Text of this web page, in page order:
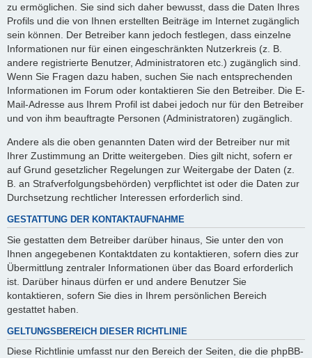
zu ermöglichen. Sie sind sich daher bewusst, dass die Daten Ihres
Profils und die von Ihnen erstellten Beiträge im Internet zugänglich
sein können. Der Betreiber kann jedoch festlegen, dass einzelne
Informationen nur für einen eingeschränkten Nutzerkreis (z. B.
andere registrierte Benutzer, Administratoren etc.) zugänglich sind.
Wenn Sie Fragen dazu haben, suchen Sie nach entsprechenden
Informationen im Forum oder kontaktieren Sie den Betreiber. Die E-
Mail-Adresse aus Ihrem Profil ist dabei jedoch nur für den Betreiber
und von ihm beauftragte Personen (Administratoren) zugänglich.
Andere als die oben genannten Daten wird der Betreiber nur mit
Ihrer Zustimmung an Dritte weitergeben. Dies gilt nicht, sofern er
auf Grund gesetzlicher Regelungen zur Weitergabe der Daten (z.
B. an Strafverfolgungsbehörden) verpflichtet ist oder die Daten zur
Durchsetzung rechtlicher Interessen erforderlich sind.
GESTATTUNG DER KONTAKTAUFNAHME
Sie gestatten dem Betreiber darüber hinaus, Sie unter den von
Ihnen angegebenen Kontaktdaten zu kontaktieren, sofern dies zur
Übermittlung zentraler Informationen über das Board erforderlich
ist. Darüber hinaus dürfen er und andere Benutzer Sie
kontaktieren, sofern Sie dies in Ihrem persönlichen Bereich
gestattet haben.
GELTUNGSBEREICH DIESER RICHTLINIE
Diese Richtlinie umfasst nur den Bereich der Seiten, die die phpBB-